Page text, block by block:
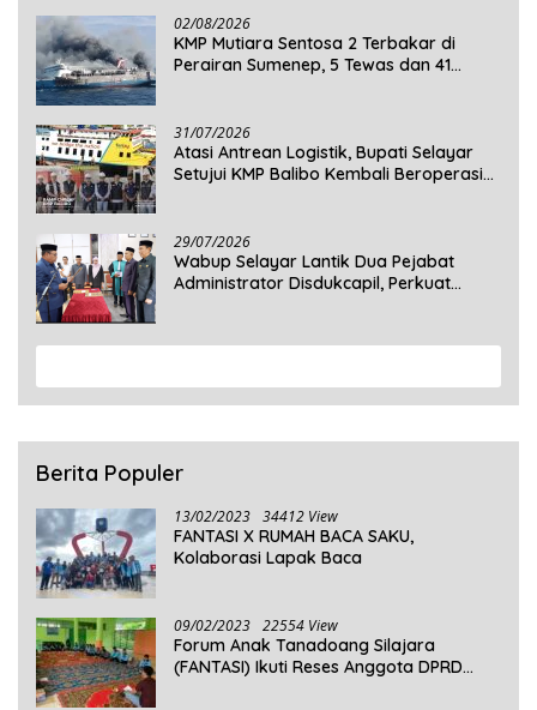
02/08/2026
KMP Mutiara Sentosa 2 Terbakar di
Perairan Sumenep, 5 Tewas dan 41
31/07/2026
Atasi Antrean Logistik, Bupati Selayar
Setujui KMP Balibo Kembali Beroperasi
29/07/2026
Wabup Selayar Lantik Dua Pejabat
Administrator Disdukcapil, Perkuat
Berita Populer
13/02/2023 34412 View
FANTASI X RUMAH BACA SAKU,
Kolaborasi Lapak Baca
09/02/2023 22554 View
Forum Anak Tanadoang Silajara
(FANTASI) Ikuti Reses Anggota DPRD